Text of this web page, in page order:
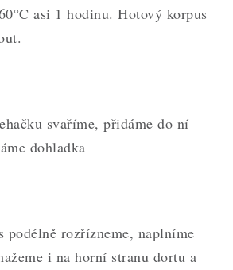
asi 1 hodinu. Hotový korpus
svaříme, přidáme do ní
dohladka
podélně rozřízneme, naplníme
i na horní stranu dortu a